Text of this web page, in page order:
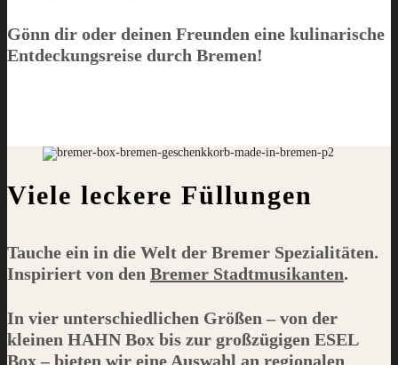
Gönn dir oder deinen Freunden eine kulinarische
Entdeckungsreise durch Bremen!
Viele leckere Füllungen
Tauche ein in die Welt der Bremer Spezialitäten.
Inspiriert von den Bremer Stadtmusikanten.
In vier unterschiedlichen Größen – von der
kleinen HAHN Box bis zur großzügigen ESEL
Box – bieten wir eine Auswahl an regionalen